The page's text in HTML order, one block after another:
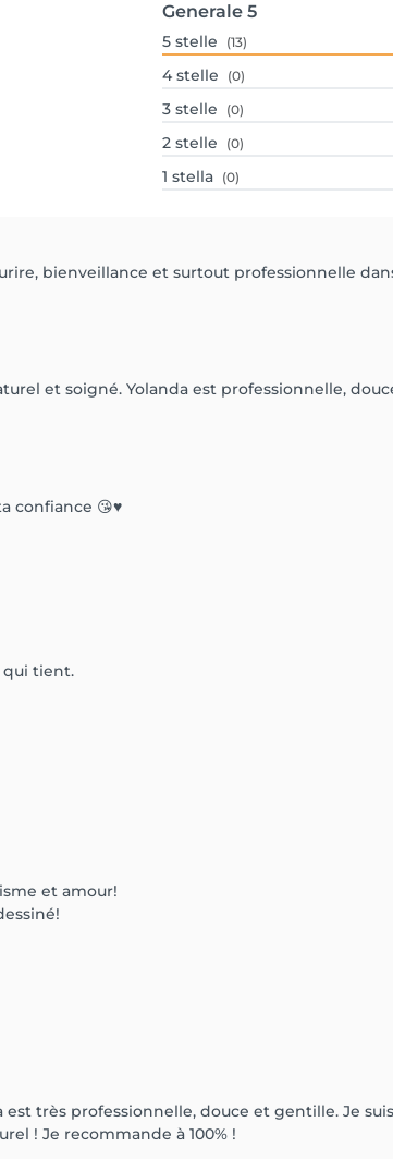
Generale 5
5 stelle (13)
4 stelle (0)
3 stelle (0)
2 stelle (0)
1 stella (0)
bienveillance et surtout professionnelle
et soigné. Yolanda est professionnelle,
confiance 😘♥️
qui tient.
et amour!
est très professionnelle, douce et gentille. Je
! Je recommande à 100% !